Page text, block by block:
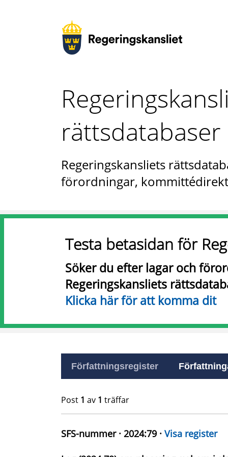
rättsdatabaser
Regeringskansliets
förordningar,
Testa betasidan för
Söker du efter lagar och
Regeringskansliets
Klicka här för att komma dit
Författningsregister
Post 1 av 1 träffar
SFS-nummer · 2024:79 · Visa register